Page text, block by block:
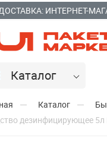
ИНТЕРНЕТ-
Каталог
Каталог
дезинфицирующее 5л